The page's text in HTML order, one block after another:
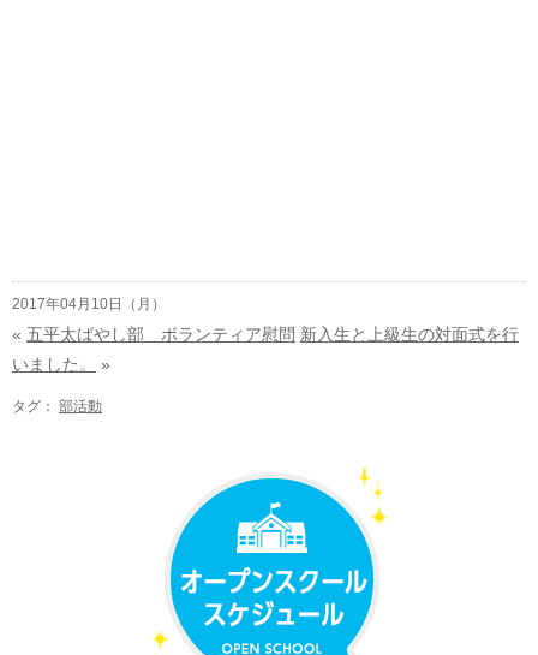
2017年04月10日（月）
« 五平太ばやし部 ボランティア慰問 新入生と上級生の対面式を行
いました。
»
タグ： 部活動